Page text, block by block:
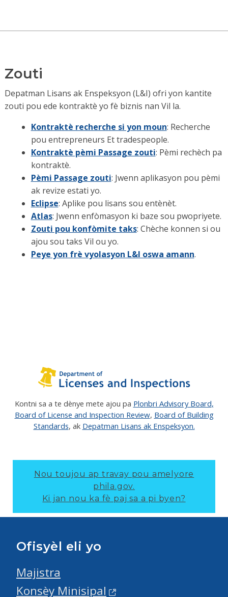
Zouti
Depatman Lisans ak Enspeksyon (L&I) ofri yon kantite
zouti pou ede kontraktè yo fè biznis nan Vil la.
Kontraktè recherche si yon moun: Recherche
pou entrepreneurs Et tradespeople.
Kontraktè pèmi Passage zouti: Pèmi rechèch pa
kontraktè.
Pèmi Passage zouti: Jwenn aplikasyon pou pèmi
ak revize estati yo.
Eclipse: Aplike pou lisans sou entènèt.
Atlas: Jwenn enfòmasyon ki baze sou pwopriyete.
Zouti pou konfòmite taks: Chèche konnen si ou
ajou sou taks Vil ou yo.
Peye yon frè vyolasyon L&I oswa amann.
Kontni sa a te dènye mete ajou pa Plonbri Advisory Board,
Board of License and Inspection Review, Board of Building
Standards, ak Depatman Lisans ak Enspeksyon.
Nou toujou ap travay pou amelyore
phila.gov.
Ki jan nou ka fè paj sa a pi byen?
Ofisyèl eli yo
Majistra
Konsèy Minisipal